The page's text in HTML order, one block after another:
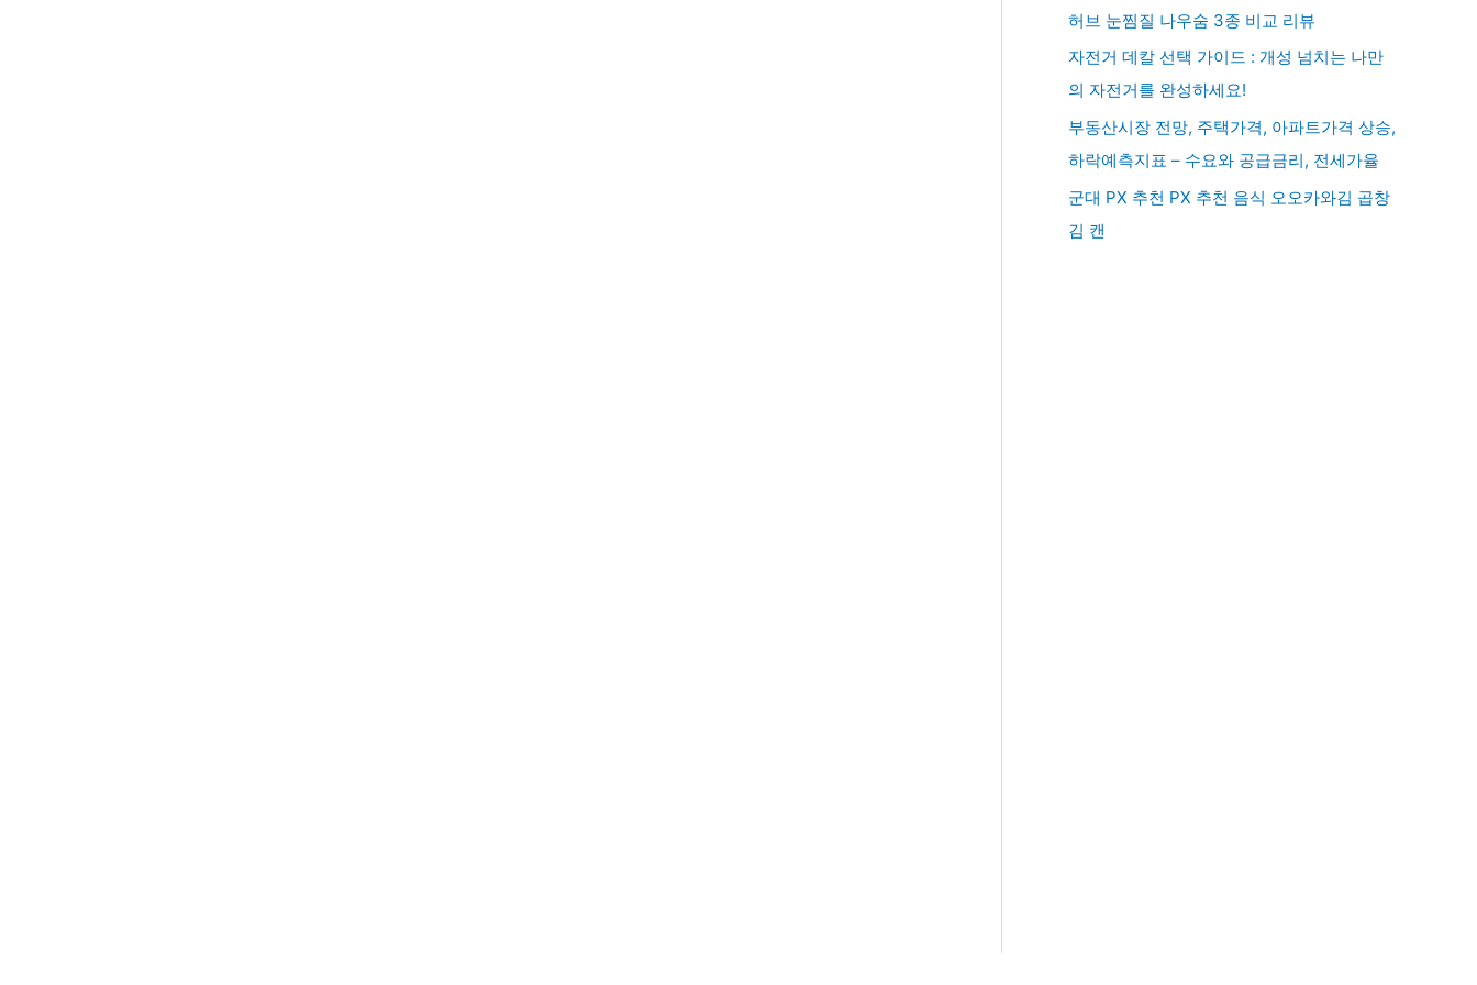
허브 눈찜질 나우숨 3종 비교 리뷰
자전거 데칼 선택 가이드 : 개성 넘치는 나만
의 자전거를 완성하세요!
부동산시장 전망, 주택가격, 아파트가격 상승,
하락예측지표 – 수요와 공급금리, 전세가율
군대 PX 추천 PX 추천 음식 오오카와김 곱창
김 캔